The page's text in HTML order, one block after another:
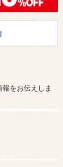
をお伝えしま